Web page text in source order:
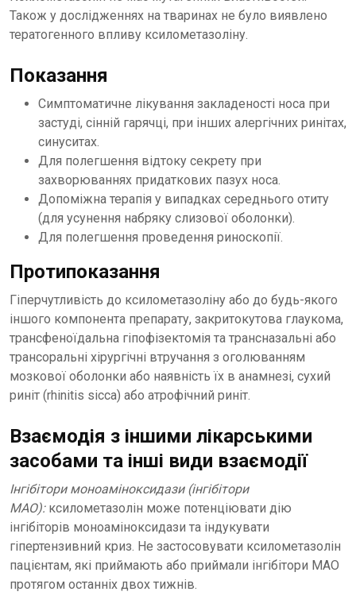
Також у дослідженнях на тваринах не було виявлено
тератогенного впливу ксилометазоліну.
Показання
Симптоматичне лікування закладеності носа при
застуді, сінній гарячці, при інших алергічних ринітах,
синуситах.
Для полегшення відтоку секрету при
захворюваннях придаткових пазух носа.
Допоміжна терапія у випадках середнього отиту
(для усунення набряку слизової оболонки).
Для полегшення проведення риноскопії.
Протипоказання
Гіперчутливість до ксилометазоліну або до будь-якого
іншого компонента препарату, закритокутова глаукома,
трансфеноїдальна гіпофізектомія та трансназальні або
трансоральні хірургічні втручання з оголюванням
мозкової оболонки або наявність їх в анамнезі, сухий
риніт (rhinitis sicca) або атрофічний риніт.
Взаємодія з іншими лікарськими
засобами та інші види взаємодії
Інгібітори моноаміноксидази (інгібітори
МАО):ксилометазолін може потенціювати дію
інгібіторів моноаміноксидази та індукувати
гіпертензивний криз. Не застосовувати ксилометазолін
пацієнтам, які приймають або приймали інгібітори МАО
протягом останніх двох тижнів.